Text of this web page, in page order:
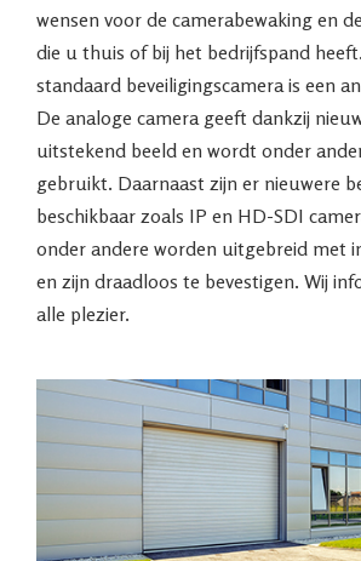
wensen voor de camerabewaking en
die u thuis of bij het bedrijfspand
standaard beveiligingscamera is een
De analoge camera geeft dankzij
uitstekend beeld en wordt onder
gebruikt. Daarnaast zijn er nieuwere
beschikbaar zoals IP en HD-SDI
onder andere worden uitgebreid met
en zijn draadloos te bevestigen. Wij
alle plezier.